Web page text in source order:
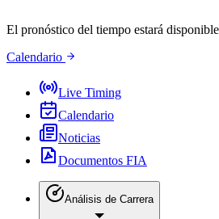
El pronóstico del tiempo estará
Calendario
Live Timing
Calendario
Noticias
Documentos FIA
Análisis de Carrera